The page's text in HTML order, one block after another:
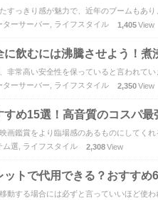
すっきり感が魅力で、近年のブームもあり
ターサーバー ライフスタイル 1,405View
に飲むには沸騰させよう！煮
非常高い安全性を保っていると言われて
ターサーバー ライフスタイル 2,350View
め15選！高音質のコスパ最
画鑑賞をより臨場感のあるものにしてくれ
ム選 ライフスタイル 2,308View
ットで代用できる？おすすめ
動する場合には必ずと言っていいほど使わ